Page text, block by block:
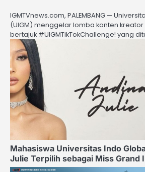
IGMTVnews.com, PALEMBANG —
(UIGM) menggelar lomba konten kreator
bertajuk #UIGMTikTokChallenge! yang
Mahasiswa Universitas Indo
Julie Terpilih sebagai Miss Grand